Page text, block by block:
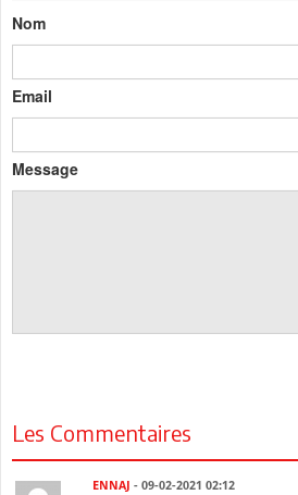
Nom
Email
Message
Les Commentaires
ENNAJ - 09-02-2021 02:12